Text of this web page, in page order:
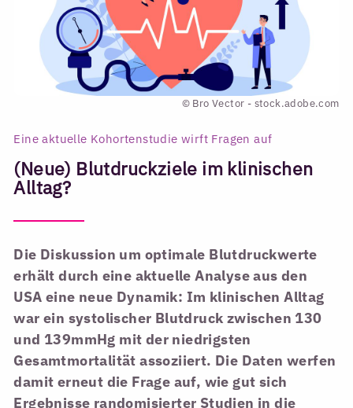
© Bro Vector - stock.adobe.com
Eine aktuelle Kohortenstudie wirft Fragen auf
(Neue) Blutdruckziele im klinischen
Alltag?
Die Diskussion um optimale Blutdruckwerte
erhält durch eine aktuelle Analyse aus den
USA eine neue Dynamik: Im klinischen Alltag
war ein systolischer Blutdruck zwischen 130
und 139mmHg mit der niedrigsten
Gesamtmortalität assoziiert. Die Daten werfen
damit erneut die Frage auf, wie gut sich
Ergebnisse randomisierter Studien in die